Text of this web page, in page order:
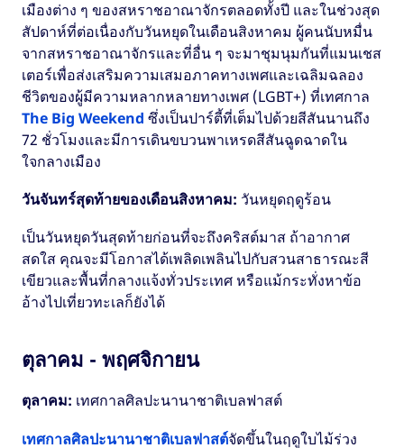
เมืองต่าง ๆ ของสหราชอาณาจักรตลอดทั้งปี และในช่วงสุด
สัปดาห์ที่ต่อเนื่องกับวันหยุดในเดือนสิงหาคม ผู้คนนับหมื่น
จากสหราชอาณาจักรและที่อื่น ๆ จะมาชุมนุมกันที่แมนเชส
เตอร์เพื่อส่งเสริมความเสมอภาคทางเพศและเฉลิมฉลอง
ชีวิตของผู้มีความหลากหลายทางเพศ (LGBT+) ที่เทศกาล
The Big Weekend ซึ่งเป็นปาร์ตี้ที่เต็มไปด้วยสีสันนานถึง
72 ชั่วโมงและมีการเดินขบวนพาเหรดสีสันฉูดฉาดใน
ใจกลางเมือง
วันจันทร์สุดท้ายของเดือนสิงหาคม: วันหยุดฤดูร้อน
เป็นวันหยุดวันสุดท้ายก่อนที่จะถึงคริสต์มาส ถ้าอากาศ
สดใส คุณจะมีโอกาสได้เพลิดเพลินไปกับสวนสาธารณะสี
เขียวและพื้นที่กลางแจ้งทั่วประเทศ หรือแม้กระทั่งหาข้อ
อ้างไปเที่ยวทะเลก็ยังได้
ตุลาคม - พฤศจิกายน
ตุลาคม: เทศกาลศิลปะนานาชาติเบลฟาสต์
เทศกาลศิลปะนานาชาติเบลฟาสต์จัดขึ้นในฤดูใบไม้ร่วง